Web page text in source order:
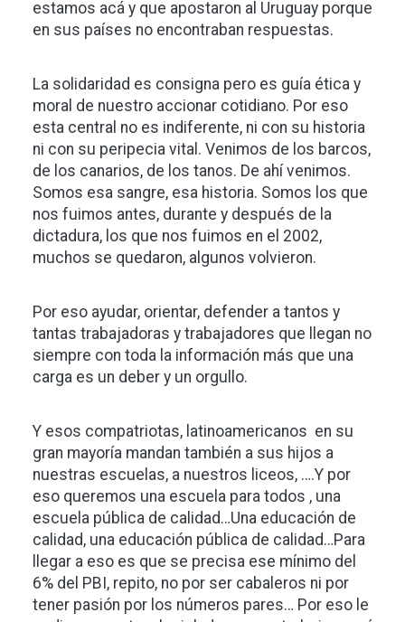
estamos acá y que apostaron al Uruguay porque
en sus países no encontraban respuestas.
La solidaridad es consigna pero es guía ética y
moral de nuestro accionar cotidiano. Por eso
esta central no es indiferente, ni con su historia
ni con su peripecia vital. Venimos de los barcos,
de los canarios, de los tanos. De ahí venimos.
Somos esa sangre, esa historia. Somos los que
nos fuimos antes, durante y después de la
dictadura, los que nos fuimos en el 2002,
muchos se quedaron, algunos volvieron.
Por eso ayudar, orientar, defender a tantos y
tantas trabajadoras y trabajadores que llegan no
siempre con toda la información más que una
carga es un deber y un orgullo.
Y esos compatriotas, latinoamericanos en su
gran mayoría mandan también a sus hijos a
nuestras escuelas, a nuestros liceos, ….Y por
eso queremos una escuela para todos , una
escuela pública de calidad…Una educación de
calidad, una educación pública de calidad…Para
llegar a eso es que se precisa ese mínimo del
6% del PBI, repito, no por ser cabaleros ni por
tener pasión por los números pares… Por eso le